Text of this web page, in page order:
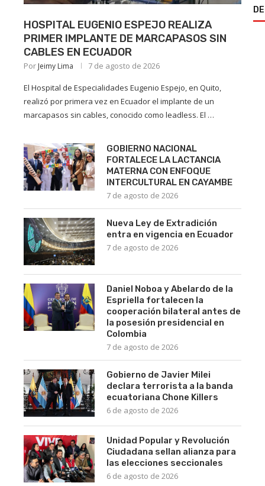
HOSPITAL EUGENIO ESPEJO REALIZA
PRIMER IMPLANTE DE MARCAPASOS SIN
CABLES EN ECUADOR
Por Jeimy Lima 7 de agosto de 2026
El Hospital de Especialidades Eugenio Espejo, en Quito,
realizó por primera vez en Ecuador el implante de un
marcapasos sin cables, conocido como leadless. El …
GOBIERNO NACIONAL
FORTALECE LA LACTANCIA
MATERNA CON ENFOQUE
INTERCULTURAL EN CAYAMBE
7 de agosto de 2026
Nueva Ley de Extradición
entra en vigencia en Ecuador
7 de agosto de 2026
Daniel Noboa y Abelardo de la
Espriella fortalecen la
cooperación bilateral antes de
la posesión presidencial en
Colombia
7 de agosto de 2026
Gobierno de Javier Milei
declara terrorista a la banda
ecuatoriana Chone Killers
6 de agosto de 2026
Unidad Popular y Revolución
Ciudadana sellan alianza para
las elecciones seccionales
6 de agosto de 2026